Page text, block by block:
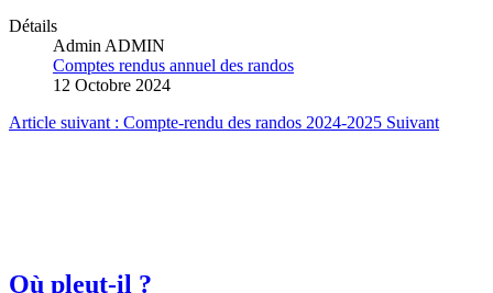
Détails
Admin ADMIN
Comptes rendus annuel des randos
12 Octobre 2024
Article suivant : Compte-rendu des randos 2024-2025 Suivant
Où pleut-il ?